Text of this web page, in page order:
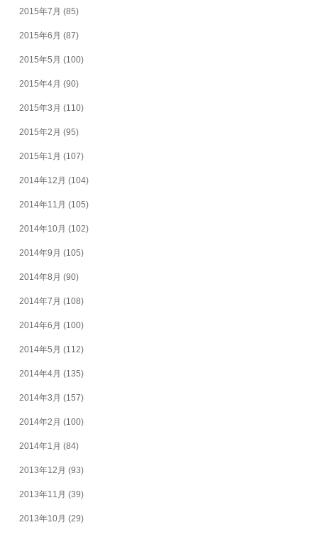
2015年7月 (85)
2015年6月 (87)
2015年5月 (100)
2015年4月 (90)
2015年3月 (110)
2015年2月 (95)
2015年1月 (107)
2014年12月 (104)
2014年11月 (105)
2014年10月 (102)
2014年9月 (105)
2014年8月 (90)
2014年7月 (108)
2014年6月 (100)
2014年5月 (112)
2014年4月 (135)
2014年3月 (157)
2014年2月 (100)
2014年1月 (84)
2013年12月 (93)
2013年11月 (39)
2013年10月 (29)